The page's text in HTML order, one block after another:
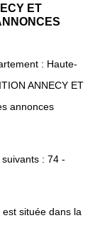
ET
: Haute-
ANNECY ET
annonces
: 74 -
située dans la